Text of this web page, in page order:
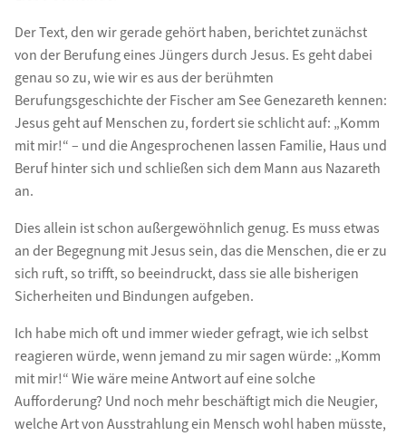
Der Text, den wir gerade gehört haben, berichtet zunächst
von der Berufung eines Jüngers durch Jesus. Es geht dabei
genau so zu, wie wir es aus der berühmten
Berufungsgeschichte der Fischer am See Genezareth kennen:
Jesus geht auf Menschen zu, fordert sie schlicht auf: „Komm
mit mir!“ – und die Angesprochenen lassen Familie, Haus und
Beruf hinter sich und schließen sich dem Mann aus Nazareth
an.
Dies allein ist schon außergewöhnlich genug. Es muss etwas
an der Begegnung mit Jesus sein, das die Menschen, die er zu
sich ruft, so trifft, so beeindruckt, dass sie alle bisherigen
Sicherheiten und Bindungen aufgeben.
Ich habe mich oft und immer wieder gefragt, wie ich selbst
reagieren würde, wenn jemand zu mir sagen würde: „Komm
mit mir!“ Wie wäre meine Antwort auf eine solche
Aufforderung? Und noch mehr beschäftigt mich die Neugier,
welche Art von Ausstrahlung ein Mensch wohl haben müsste,